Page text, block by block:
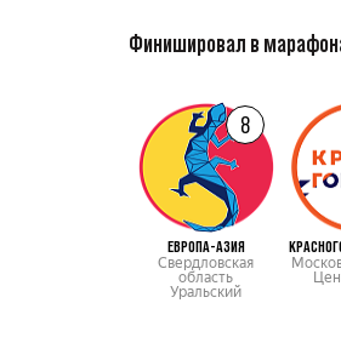
Финишировал в
8
ЕВРОПА-АЗИЯ
Свердловская
область
Уральский